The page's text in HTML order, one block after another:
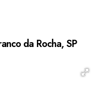
da Rocha, SP